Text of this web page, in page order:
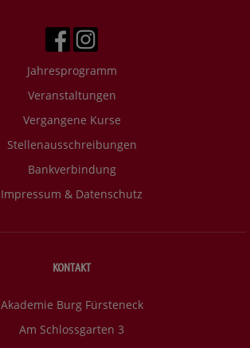
Jahresprogramm
Veranstaltungen
Vergangene Kurse
Stellenausschreibungen
Bankverbindung
Impressum & Datenschutz
KONTAKT
Akademie Burg Fürsteneck
Am Schlossgarten 3